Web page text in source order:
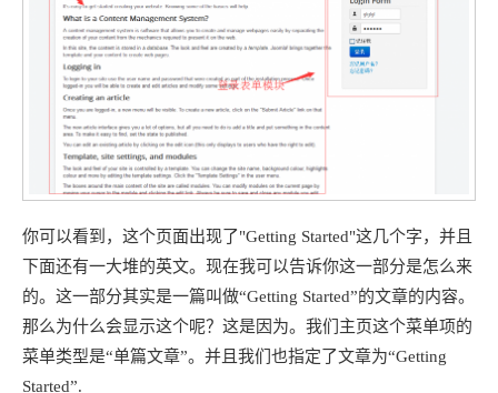
你可以看到，这个页面出现了"Getting Started"这几个字，并且
下面还有一大堆的英文。现在我可以告诉你这一部分是怎么来
的。这一部分其实是一篇叫做“Getting Started”的文章的内容。
那么为什么会显示这个呢？这是因为。我们主页这个菜单项的
菜单类型是“单篇文章”。并且我们也指定了文章为“Getting
Started”.